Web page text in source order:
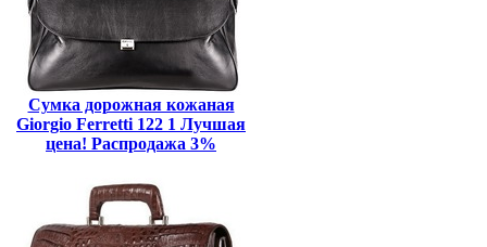
Сумка дорожная кожаная
Giorgio Ferretti 122 1 Лучшая
цена! Распродажа 3%